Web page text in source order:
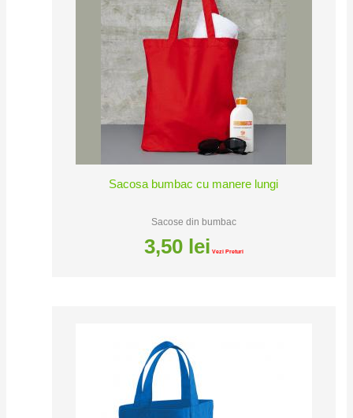
Sacosa bumbac cu manere lungi
Sacose din bumbac
3,50 lei Vezi Preturi